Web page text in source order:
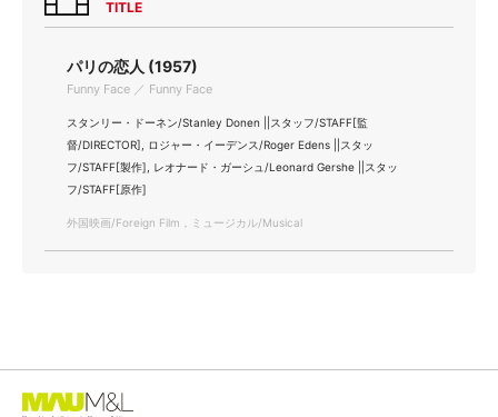
TITLE
パリの恋人 (1957)
Funny Face ／ Funny Face
スタンリー・ドーネン/Stanley Donen ||スタッフ/STAFF[監
督/DIRECTOR], ロジャー・イーデンス/Roger Edens ||スタッ
フ/STAFF[製作], レオナード・ガーシュ/Leonard Gershe ||スタッ
フ/STAFF[原作]
外国映画/Foreign Film，ミュージカル/Musical